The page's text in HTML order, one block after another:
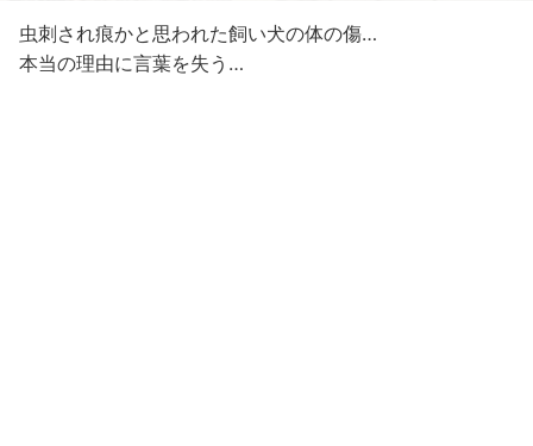
虫刺され痕かと思われた飼い犬の体の傷…
本当の理由に言葉を失う…